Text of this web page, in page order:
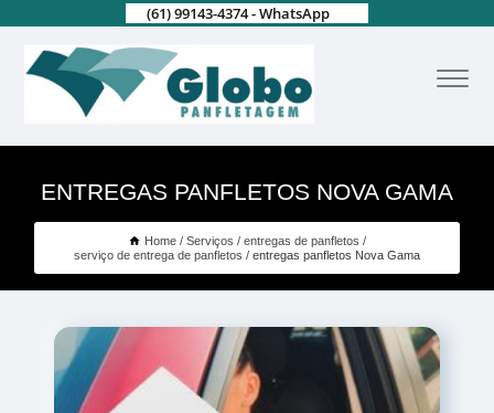
(61) 99143-4374 - WhatsApp
ENTREGAS PANFLETOS NOVA GAMA
Home Serviços
entregas de panfletos
serviço de entrega de panfletos
entregas panfletos Nova Gama